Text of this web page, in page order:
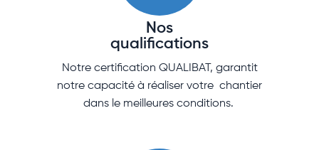
Nos
qualifications
Notre certification QUALIBAT, garantit
notre capacité à réaliser votre chantier
dans le meilleures conditions.